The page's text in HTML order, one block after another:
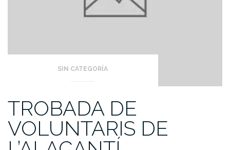
SIN CATEGORÍA
TROBADA DE
VOLUNTARIS DE